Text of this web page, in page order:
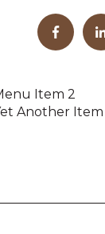
Item 2
Another Item